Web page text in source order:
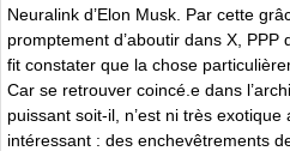
Neuralink d’Elon Musk. Par cette
promptement d’aboutir dans X, PPP
fit constater que la chose
Car se retrouver coincé.e dans
puissant soit-il, n’est ni très
intéressant : des enchevêtrements